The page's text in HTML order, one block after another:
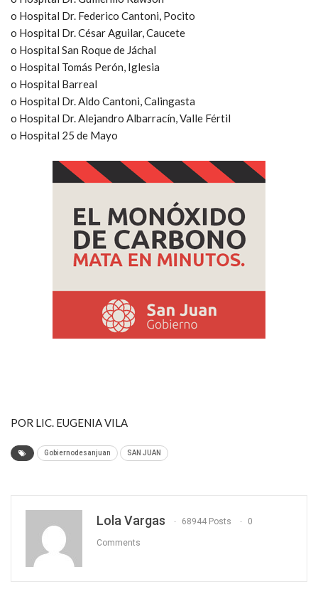
o Hospital Dr. Federico Cantoni, Pocito
o Hospital Dr. César Aguilar, Caucete
o Hospital San Roque de Jáchal
o Hospital Tomás Perón, Iglesia
o Hospital Barreal
o Hospital Dr. Aldo Cantoni, Calingasta
o Hospital Dr. Alejandro Albarracín, Valle Fértil
o Hospital 25 de Mayo
POR LIC. EUGENIA VILA
Gobiernodesanjuan SAN JUAN
Lola Vargas 68944 Posts 0
Comments